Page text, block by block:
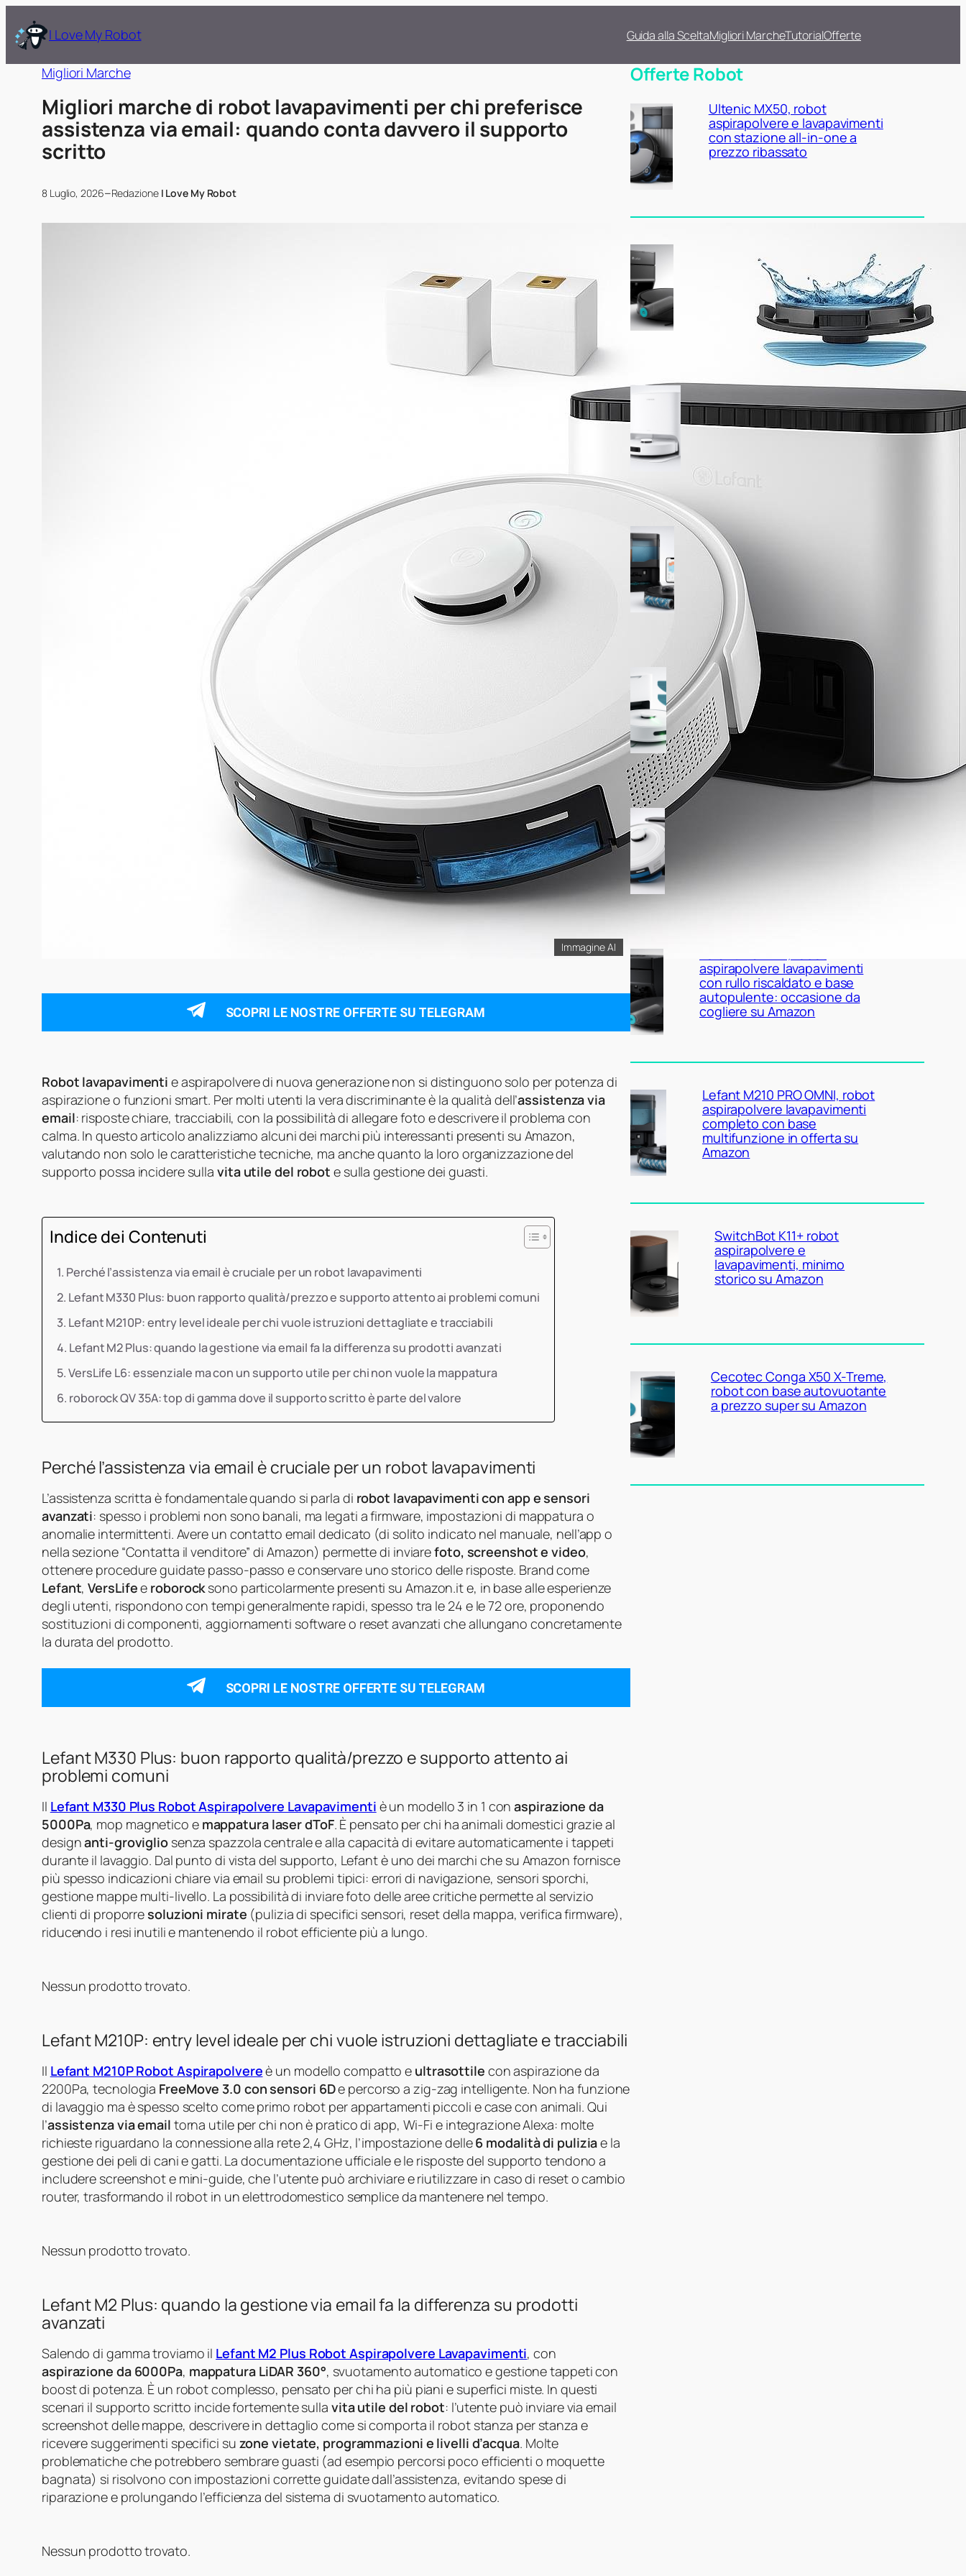
I Love My Robot Guida alla SceltaMigliori MarcheTutorialOfferte
Migliori Marche
Migliori marche di robot lavapavimenti per chi preferisce
assistenza via email: quando conta davvero il supporto
scritto
8 Luglio, 2026–Redazione I Love My Robot
Immagine AI
SCOPRI LE NOSTRE OFFERTE SU TELEGRAM
Robot lavapavimenti e aspirapolvere di nuova generazione non si distinguono solo per potenza di
aspirazione o funzioni smart. Per molti utenti la vera discriminante è la qualità dell’assistenza via
email: risposte chiare, tracciabili, con la possibilità di allegare foto e descrivere il problema con
calma. In questo articolo analizziamo alcuni dei marchi più interessanti presenti su Amazon,
valutando non solo le caratteristiche tecniche, ma anche quanto la loro organizzazione del
supporto possa incidere sulla vita utile del robot e sulla gestione dei guasti.
Indice dei Contenuti
Perché l’assistenza via email è cruciale per un robot lavapavimenti
Lefant M330 Plus: buon rapporto qualità/prezzo e supporto attento ai problemi comuni
Lefant M210P: entry level ideale per chi vuole istruzioni dettagliate e tracciabili
Lefant M2 Plus: quando la gestione via email fa la differenza su prodotti avanzati
VersLife L6: essenziale ma con un supporto utile per chi non vuole la mappatura
roborock QV 35A: top di gamma dove il supporto scritto è parte del valore
Perché l’assistenza via email è cruciale per un robot lavapavimenti
L’assistenza scritta è fondamentale quando si parla di robot lavapavimenti con app e sensori
avanzati: spesso i problemi non sono banali, ma legati a firmware, impostazioni di mappatura o
anomalie intermittenti. Avere un contatto email dedicato (di solito indicato nel manuale, nell’app o
nella sezione “Contatta il venditore” di Amazon) permette di inviarefoto, screenshot e video,
ottenere procedure guidate passo‑passo e conservare uno storico delle risposte. Brand come
Lefant,VersLifee roborocksono particolarmente presenti su Amazon.it e, in base alle esperienze
degli utenti, rispondono con tempi generalmente rapidi, spesso tra le 24 e le 72 ore, proponendo
sostituzioni di componenti, aggiornamenti software o reset avanzati che allungano concretamente
la durata del prodotto.
SCOPRI LE NOSTRE OFFERTE SU TELEGRAM
Lefant M330 Plus: buon rapporto qualità/prezzo e supporto attento ai
problemi comuni
Il Lefant M330 Plus Robot Aspirapolvere Lavapavimenti è un modello 3 in 1 conaspirazione da
5000Pa, mop magnetico e mappatura laser dToF. È pensato per chi ha animali domestici grazie al
designanti‑grovigliosenza spazzola centrale e alla capacità di evitare automaticamente i tappeti
durante il lavaggio. Dal punto di vista del supporto, Lefant è uno dei marchi che su Amazon fornisce
più spesso indicazioni chiare via email su problemi tipici: errori di navigazione, sensori sporchi,
gestione mappe multi‑livello. La possibilità di inviare foto delle aree critiche permette al servizio
clienti di proporresoluzioni mirate (pulizia di specifici sensori, reset della mappa, verifica firmware),
riducendo i resi inutili e mantenendo il robot efficiente più a lungo.
Nessun prodotto trovato.
Lefant M210P: entry level ideale per chi vuole istruzioni dettagliate e tracciabili
Il Lefant M210P Robot Aspirapolvereè un modello compatto e ultrasottile con aspirazione da
2200Pa, tecnologia FreeMove 3.0 con sensori 6De percorso a zig‑zag intelligente. Non ha funzione
di lavaggio ma è spesso scelto come primo robot per appartamenti piccoli e case con animali. Qui
l’assistenza via email torna utile per chi non è pratico di app, Wi‑Fi e integrazione Alexa: molte
richieste riguardano la connessione alla rete 2,4 GHz, l’impostazione delle6 modalità di puliziae la
gestione dei peli di cani e gatti. La documentazione ufficiale e le risposte del supporto tendono a
includere screenshot e mini‑guide, che l’utente può archiviare e riutilizzare in caso di reset o cambio
router, trasformando il robot in un elettrodomestico semplice da mantenere nel tempo.
Nessun prodotto trovato.
Lefant M2 Plus: quando la gestione via email fa la differenza su prodotti
avanzati
Salendo di gamma troviamo il Lefant M2 Plus Robot Aspirapolvere Lavapavimenti, con
aspirazione da 6000Pa, mappatura LiDAR 360°, svuotamento automatico e gestione tappeti con
boost di potenza. È un robot complesso, pensato per chi ha più piani e superfici miste. In questi
scenari il supporto scritto incide fortemente sulla vita utile del robot: l’utente può inviare via email
screenshot delle mappe, descrivere in dettaglio come si comporta il robot stanza per stanza e
ricevere suggerimenti specifici su zone vietate, programmazioni e livelli d’acqua. Molte
problematiche che potrebbero sembrare guasti (ad esempio percorsi poco efficienti o moquette
bagnata) si risolvono con impostazioni corrette guidate dall’assistenza, evitando spese di
riparazione e prolungando l’efficienza del sistema di svuotamento automatico.
Nessun prodotto trovato.
Offerte Robot
Ultenic MX50, robot
aspirapolvere e lavapavimenti
con stazione all-in-one a
prezzo ribassato
autosvuotante, occasione
interessante per chi vuole
fare upgrade
Roborock Qrevo 2 Pro Set,
stazione all-in-one al minimo
Lefant M210 PRO OMNI, robot
aspirapolvere lavapavimenti
completo in offerta su
Amazon
R10 robot aspirapolvere
lavapavimenti con
svuotamento automatico e
mappatura LiDAR, ottimo affare
su Amazon
aspirapolvere lavapavimenti
con rullo riscaldato e base
autopulente: occasione da
cogliere su Amazon
Lefant M210 PRO OMNI, robot
aspirapolvere lavapavimenti
completo con base
multifunzione in offerta su
Amazon
SwitchBot K11+ robot
aspirapolvere e
lavapavimenti, minimo
storico su Amazon
Cecotec Conga X50 X-Treme,
robot con base autovuotante
a prezzo super su Amazon